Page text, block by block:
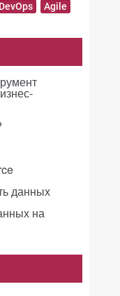
DevOps Agile
данных
на